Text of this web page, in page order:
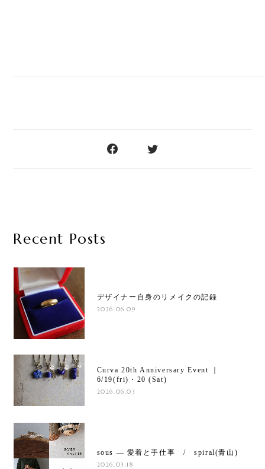
Recent Posts
デザイナー自身のリメイクの記録
2026.06.09
Curva 20th Anniversary Event ｜
6/19(fri)・20 (Sat)
2026.06.03
sous ― 愛着と手仕事 / spiral(青山)
2026.03.18